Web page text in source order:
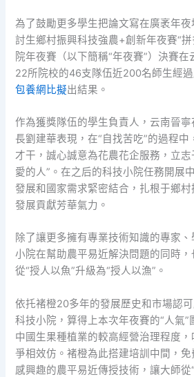
為了鼓勵更多學生把論文寫在廣袤年
討生鄉村振興科技強農+創新年夜賽“
院年夜賽（以下簡稱“年夜賽”）決賽
22所院校的46支隊伍近200名師生經
包養網比擬出結果。
作為獲獎隊伍的學生負責人，云南晉
長劉建華表現，在“自找苦吃”的過程
才干，誠心誠意為花農花企服務，立
愛的人”。在之后的科技小院任務開展
發展和國家需求緊密結合，扎根于鄉
發展貢獻芳華氣力。
除了讓更多擁有專業技術知識的專家
小院在幫助農平易近解決問題的同時，
從“授人以魚”升級為“授人以漁”。
依托褚橙20多年的發展歷史和市場認
科技小院，算得上本次年夜賽的“人氣
中國生果種植業的較高經營治理程度
爭相效仿。褚橙為此搭建培訓中間，
感興趣的農平易近傳授技術，讓大師從